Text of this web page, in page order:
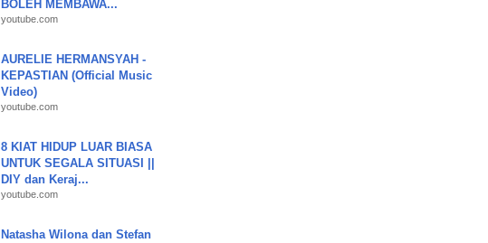
BOLEH MEMBAWA...
youtube.com
AURELIE HERMANSYAH -
KEPASTIAN (Official Music
Video)
youtube.com
8 KIAT HIDUP LUAR BIASA
UNTUK SEGALA SITUASI ||
DIY dan Keraj...
youtube.com
Natasha Wilona dan Stefan